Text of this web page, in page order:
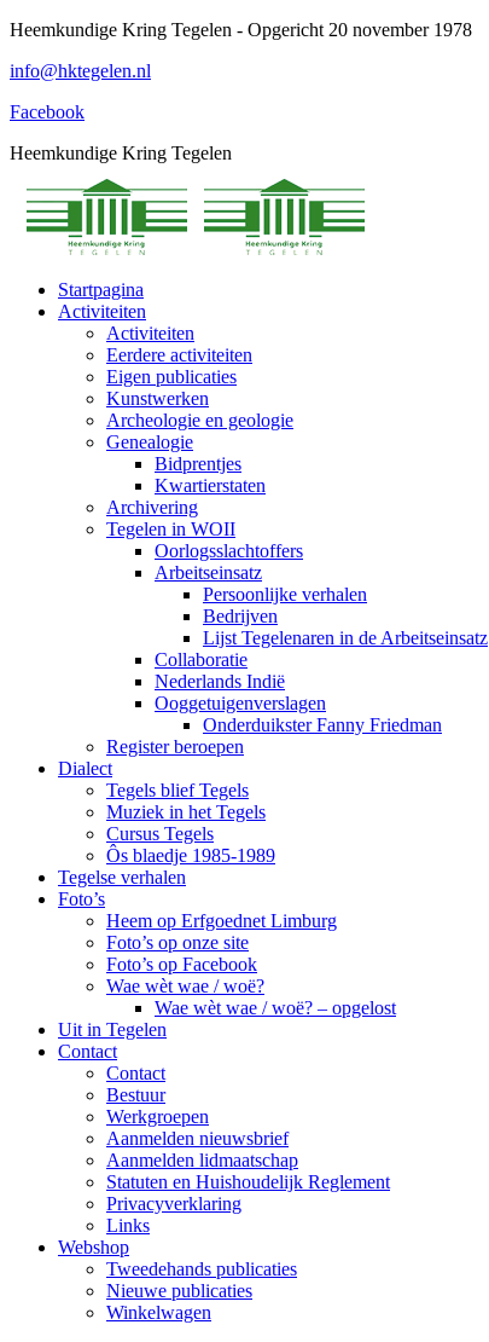
Spring
content
Heemkundige Kring Tegelen - Opgericht 20 november 1978
info@hktegelen.nl
Facebook
Heemkundige Kring Tegelen
Startpagina
Activiteiten
Activiteiten
Eerdere activiteiten
Eigen publicaties
Kunstwerken
Archeologie en geologie
Genealogie
Bidprentjes
Kwartierstaten
Archivering
Tegelen in WOII
Oorlogsslachtoffers
Arbeitseinsatz
Persoonlijke verhalen
Bedrijven
Lijst Tegelenaren in de Arbeitseinsatz
Collaboratie
Nederlands Indië
Ooggetuigenverslagen
Onderduikster Fanny Friedman
Register beroepen
Dialect
Tegels blief Tegels
Muziek in het Tegels
Cursus Tegels
Ôs blaedje 1985-1989
Tegelse verhalen
Foto’s
Heem op Erfgoednet Limburg
Foto’s op onze site
Foto’s op Facebook
Wae wèt wae / woë?
Wae wèt wae / woë? – opgelost
Uit in Tegelen
Contact
Contact
Bestuur
Werkgroepen
Aanmelden nieuwsbrief
Aanmelden lidmaatschap
Statuten en Huishoudelijk Reglement
Privacyverklaring
Links
Webshop
Tweedehands publicaties
Nieuwe publicaties
Winkelwagen